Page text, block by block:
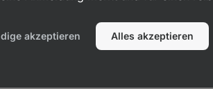
akzeptieren Alles akzeptieren